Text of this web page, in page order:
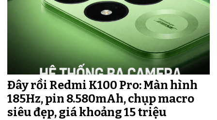
Đây rồi Redmi K100 Pro: Màn hình
185Hz, pin 8.580mAh, chụp macro
siêu đẹp, giá khoảng 15 triệu